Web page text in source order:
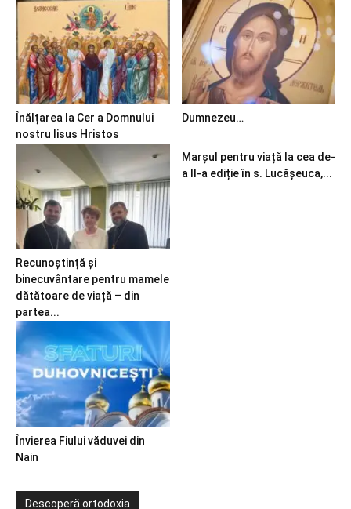
Înălțarea la Cer a Domnului
nostru Iisus Hristos
Dumnezeu…
Recunoștință și
binecuvântare pentru mamele
dătătoare de viață – din
partea...
Marșul pentru viață la cea de-
a II-a ediție în s. Lucășeuca,...
Învierea Fiului văduvei din
Nain
Descoperă ortodoxia